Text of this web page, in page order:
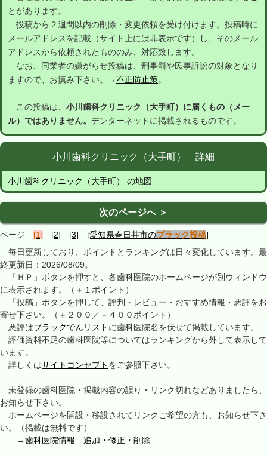
とがあります。
投稿から２週間以内の削除・変更依頼を受け付けます。投稿時に
メールアドレスを記載（サイト上には非表示です）し、そのメール
アドレスから依頼されたもののみ、対応致します。
なお、同業者の嫌がらせ投稿は、刑事罰や民事訴訟の対象となり
ますので、お慎み下さい。→不正防止策。
この投稿は、 小川歯科クリニック（大手町）に届くもの（メー
ル）ではありません。 デンターネットに掲載されるものです。
小川歯科クリニック（大手町） 詳細
小川歯科クリニック（大手町） の地図
次のページへ ＞
ページ [1] [2] [3] [愛知県春日井市のブラック投稿]
毎日更新しており、ポイントとランキングは日々変化しています。最
終更新日：2026/08/09。
「ＨＰ」ボタンを押すと、各歯科医院のホームページが別ウィンドウ
に表示されます。（＋１ポイント）
「投稿」ボタンを押して、評判・レビュー・おすすめ情報・悪評をお
寄せ下さい。（＋２００／－４００ポイント）
悪評はブラックでんリスト に歯科医院名を伏せて掲載しています。
評価資料不足の歯科医院等についてはランキングから外して表示して
います。
詳しくはサイトコンセプト をご参照下さい。
未登録の歯科医院・掲載内容の誤り・リンク切れなどありましたら、
お知らせ下さい。
ホームページを開設・移設されてリンクご希望の方も、お知らせ下さ
い。（掲載は無料です）
→歯科医院情報 追加・修正・削除